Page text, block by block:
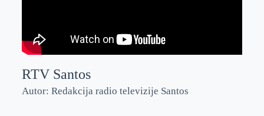
RTV Santos
Autor: Redakcija radio televizije Santos